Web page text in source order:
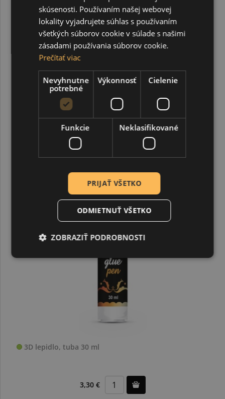
3D lepidlo, 50 ml
3,30 €
3D lepidlo, tuba 30 ml
3,30 €
skúsenosti. Používaním našej webovej
lokality vyjadrujete súhlas s používaním
všetkých súborov cookie v súlade s našimi
zásadami používania súborov cookie.
Prečítať viac
Nevyhnutne
potrebné
Výkonnosť Cielenie
Funkcie Neklasifikované
PRIJAŤ VŠETKO
ODMIETNUŤ VŠETKO
ZOBRAZIŤ PODROBNOSTI